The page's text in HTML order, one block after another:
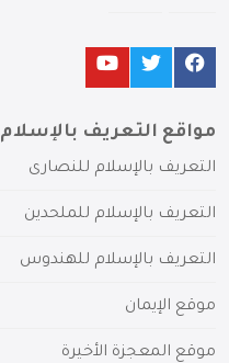
مواقع التعريف بالإسلام
التعريف بالإسلام للنصارى
التعريف بالإسلام للملحدين
التعريف بالإسلام للهندوس
موقع الإيمان
موقع المعجزة الأخيرة